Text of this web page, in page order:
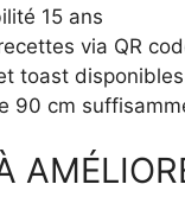
15 ans
via QR
toast disponibles
90 cm